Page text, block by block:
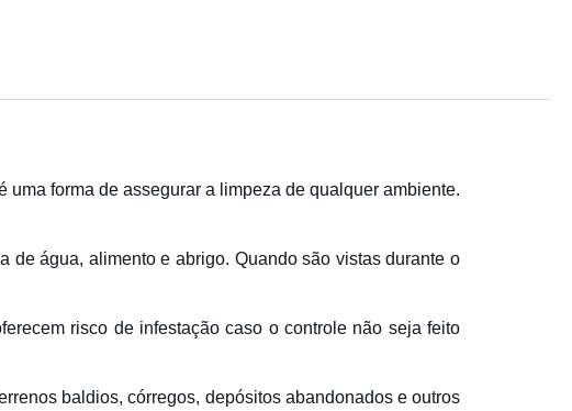
forma de assegurar a limpeza de qualquer ambiente.
de água, alimento e abrigo. Quando são vistas durante o
risco de infestação caso o controle não seja feito
baldios, córregos, depósitos abandonados e outros